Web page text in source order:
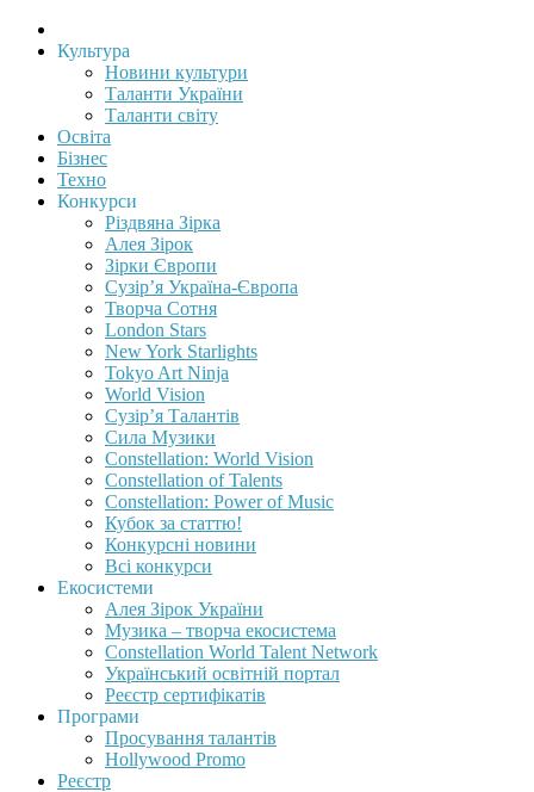
Культура
Новини культури
Таланти України
Таланти світу
Освіта
Бізнес
Техно
Конкурси
Різдвяна Зірка
Алея Зірок
Зірки Європи
Сузір’я Україна-Європа
Творча Сотня
London Stars
New York Starlights
Tokyo Art Ninja
World Vision
Сузір’я Талантів
Сила Музики
Constellation: World Vision
Constellation of Talents
Constellation: Power of Music
Кубок за статтю!
Конкурсні новини
Всі конкурси
Екосистеми
Алея Зірок України
Музика – творча екосистема
Constellation World Talent Network
Український освітній портал
Реєстр сертифікатів
Програми
Просування талантів
Hollywood Promo
Реєстр